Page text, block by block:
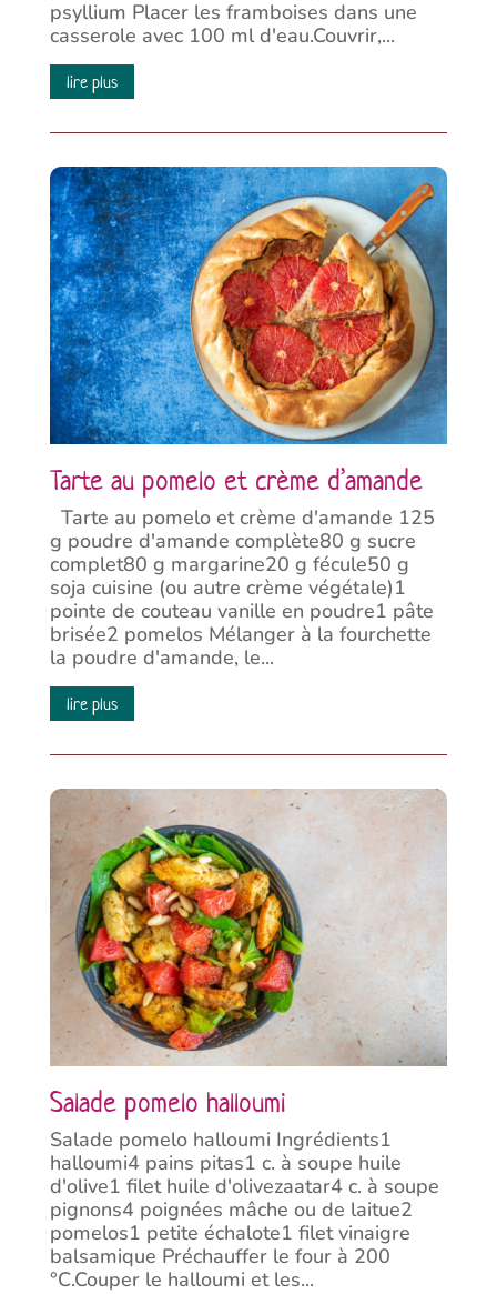
psyllium Placer les framboises dans une
casserole avec 100 ml d'eau.Couvrir,...
lire plus
Tarte au pomelo et crème d’amande
Tarte au pomelo et crème d'amande 125
g poudre d'amande complète80 g sucre
complet80 g margarine20 g fécule50 g
soja cuisine (ou autre crème végétale)1
pointe de couteau vanille en poudre1 pâte
brisée2 pomelos Mélanger à la fourchette
la poudre d'amande, le...
lire plus
Salade pomelo halloumi
Salade pomelo halloumi Ingrédients1
halloumi4 pains pitas1 c. à soupe huile
d'olive1 filet huile d'olivezaatar4 c. à soupe
pignons4 poignées mâche ou de laitue2
pomelos1 petite échalote1 filet vinaigre
balsamique Préchauffer le four à 200
°C.Couper le halloumi et les...